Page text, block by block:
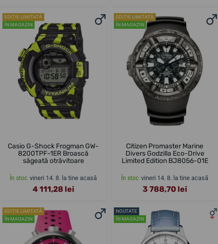
EDIȚIE LIMITATĂ
ÎN MAGAZIN
Casio G-Shock Frogman GW-
8200TPF-1ER Broască
săgeată otrăvitoare
În stoc vineri 14. 8. la tine acasă
4 111,28 lei
EDIȚIE LIMITATĂ
ÎN MAGAZIN
Citizen Promaster Marine
Divers Godzilla Eco-Drive
Limited Edition BJ8056-01E
În stoc vineri 14. 8. la tine acasă
3 788,70 lei
EDIȚIE LIMITATĂ
ÎN MAGAZIN
NOUTATE
ÎN MAGAZIN